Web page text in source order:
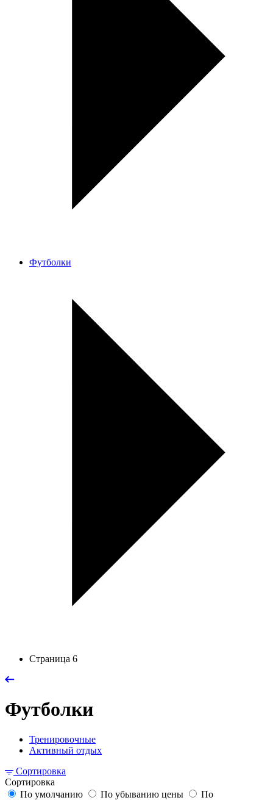
Футболки
Страница 6
Футболки
Тренировочные
Активный отдых
Сортировка
Сортировка
По умолчанию
По убыванию цены
По